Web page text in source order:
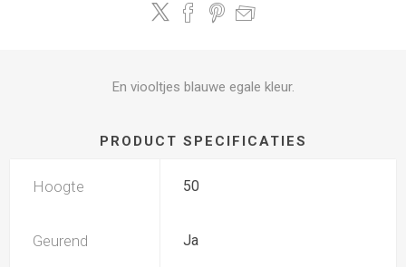
En viooltjes blauwe egale kleur.
PRODUCT SPECIFICATIES
Hoogte 50
Geurend Ja